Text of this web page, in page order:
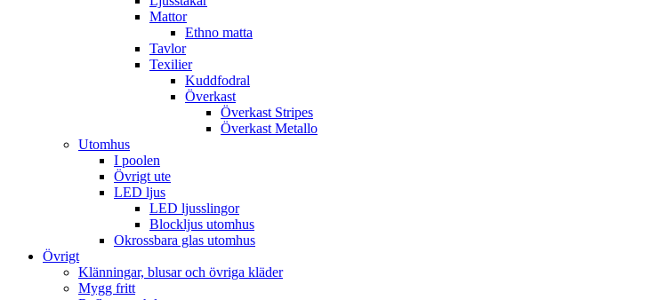
Mattor
Ethno matta
Tavlor
Texilier
Kuddfodral
Överkast
Överkast Stripes
Överkast Metallo
Utomhus
I poolen
Övrigt ute
LED ljus
LED ljusslingor
Blockljus utomhus
Okrossbara glas utomhus
Övrigt
Klänningar, blusar och övriga kläder
Mygg fritt